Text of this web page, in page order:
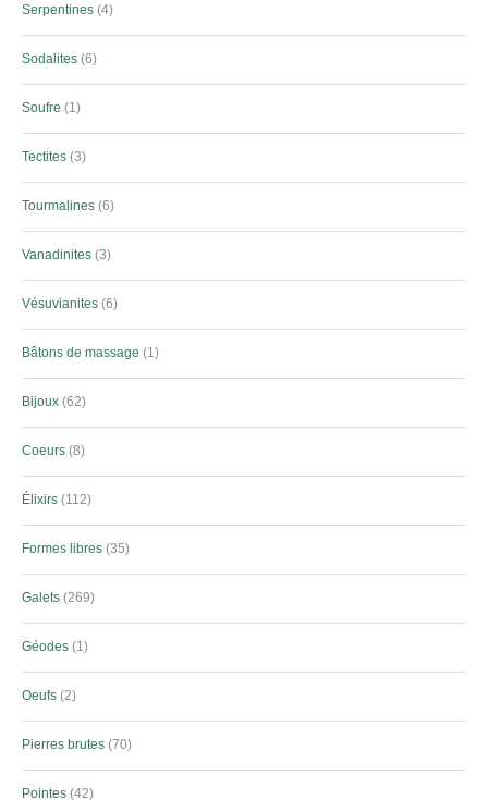
Serpentines 4
Sodalites 6
Soufre 1
Tectites 3
Tourmalines 6
Vanadinites 3
Vésuvianites 6
Bâtons de massage 1
Bijoux 62
Coeurs 8
Élixirs 112
Formes libres 35
Galets 269
Géodes 1
Oeufs 2
Pierres brutes 70
Pointes 42